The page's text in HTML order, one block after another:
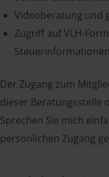
Videoberatung und
Zugriff auf VLH-
Steuerinformationen
Der Zugang zum
dieser Beratungsstelle
Sprechen Sie mich
persönlichen Zugang